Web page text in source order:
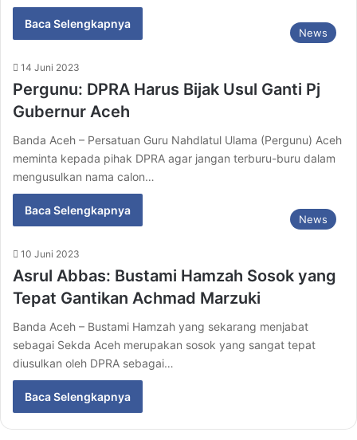
Baca Selengkapnya
News
14 Juni 2023
Pergunu: DPRA Harus Bijak Usul Ganti Pj
Gubernur Aceh
Banda Aceh – Persatuan Guru Nahdlatul Ulama (Pergunu) Aceh
meminta kepada pihak DPRA agar jangan terburu-buru dalam
mengusulkan nama calon…
Baca Selengkapnya
News
10 Juni 2023
Asrul Abbas: Bustami Hamzah Sosok yang
Tepat Gantikan Achmad Marzuki
Banda Aceh – Bustami Hamzah yang sekarang menjabat
sebagai Sekda Aceh merupakan sosok yang sangat tepat
diusulkan oleh DPRA sebagai…
Baca Selengkapnya